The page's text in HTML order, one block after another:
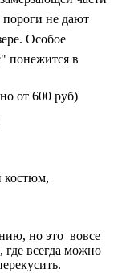
пороги не дают
Особое
понежится в
от 600 руб)
костюм,
но это вовсе
где всегда можно